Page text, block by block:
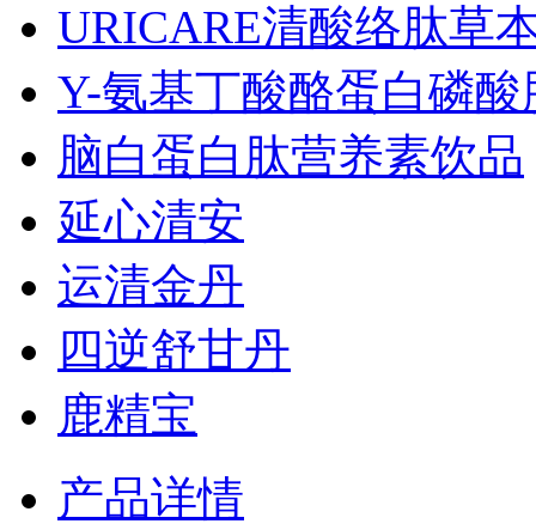
URICARE清酸络肽草
Y-氨基丁酸酪蛋白磷酸
脑白蛋白肽营养素饮品
延心清安
运清金丹
四逆舒甘丹
鹿精宝
产品详情